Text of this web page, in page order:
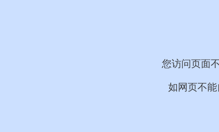
您访问页面
如网页不